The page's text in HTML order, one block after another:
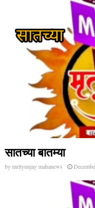
सातच्या बातम्या
by mrityunjay mahanews